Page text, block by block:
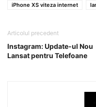
iPhone XS viteza internet
Articolul precedent
Instagram: Update-ul Nou
Lansat pentru Telefoane